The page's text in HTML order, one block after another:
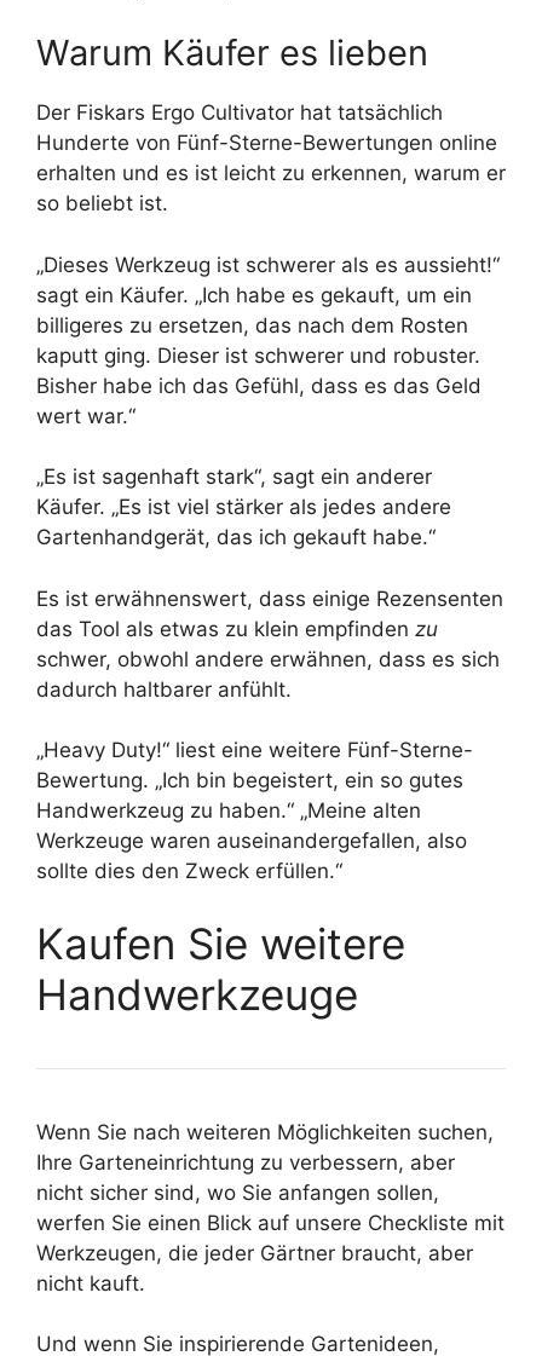
Warum Käufer es lieben
Der Fiskars Ergo Cultivator hat tatsächlich
Hunderte von Fünf-Sterne-Bewertungen online
erhalten und es ist leicht zu erkennen, warum er
so beliebt ist.
„Dieses Werkzeug ist schwerer als es aussieht!“
sagt ein Käufer. „Ich habe es gekauft, um ein
billigeres zu ersetzen, das nach dem Rosten
kaputt ging. Dieser ist schwerer und robuster.
Bisher habe ich das Gefühl, dass es das Geld
wert war.“
„Es ist sagenhaft stark“, sagt ein anderer
Käufer. „Es ist viel stärker als jedes andere
Gartenhandgerät, das ich gekauft habe.“
Es ist erwähnenswert, dass einige Rezensenten
das Tool als etwas zu klein empfinden zu
schwer, obwohl andere erwähnen, dass es sich
dadurch haltbarer anfühlt.
„Heavy Duty!“ liest eine weitere Fünf-Sterne-
Bewertung. „Ich bin begeistert, ein so gutes
Handwerkzeug zu haben.“ „Meine alten
Werkzeuge waren auseinandergefallen, also
sollte dies den Zweck erfüllen.“
Kaufen Sie weitere
Handwerkzeuge
Wenn Sie nach weiteren Möglichkeiten suchen,
Ihre Garteneinrichtung zu verbessern, aber
nicht sicher sind, wo Sie anfangen sollen,
werfen Sie einen Blick auf unsere Checkliste mit
Werkzeugen, die jeder Gärtner braucht, aber
nicht kauft.
Und wenn Sie inspirierende Gartenideen,